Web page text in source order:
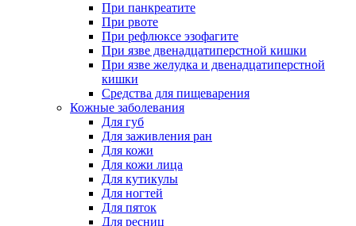
При панкреатите
При рвоте
При рефлюксе эзофагите
При язве двенадцатиперстной кишки
При язве желудка и двенадцатиперстной
кишки
Средства для пищеварения
Кожные заболевания
Для губ
Для заживления ран
Для кожи
Для кожи лица
Для кутикулы
Для ногтей
Для пяток
Для ресниц